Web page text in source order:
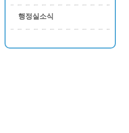
행정실소식